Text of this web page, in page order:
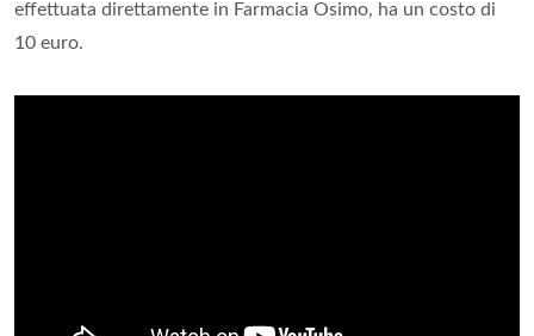
effettuata direttamente in Farmacia Osimo, ha un costo di
10 euro.